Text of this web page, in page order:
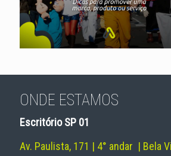
ONDE ESTAMOS
Escritório SP 01
Av. Paulista, 171 | 4° andar | Bela